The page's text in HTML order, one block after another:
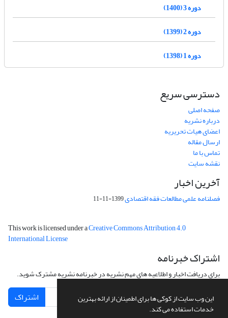
این وب سایت از کوکی ها برای اطمینان از ارائه بهترین
خدمات استفاده می کند.
دوره 3 (1400)
دوره 2 (1399)
دوره 1 (1398)
دسترسی سریع
صفحه اصلی
درباره نشریه
اعضای هیات تحریریه
ارسال مقاله
تماس با ما
نقشه سایت
آخرین اخبار
فصلنامه علمی مطالعات فقه اقتصادی1399-11-11
This work is licensed under aCreative Commons Attribution 4.0
International License
اشتراک خبرنامه
برای دریافت اخبار و اطلاعیه های مهم نشریه در خبرنامه نشریه مشترک شوید.
اشتراک